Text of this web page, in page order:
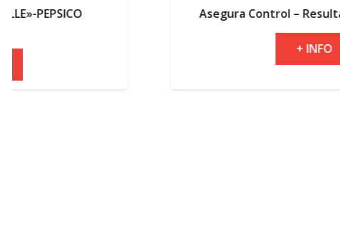
Asegura Control – Resultados electorales